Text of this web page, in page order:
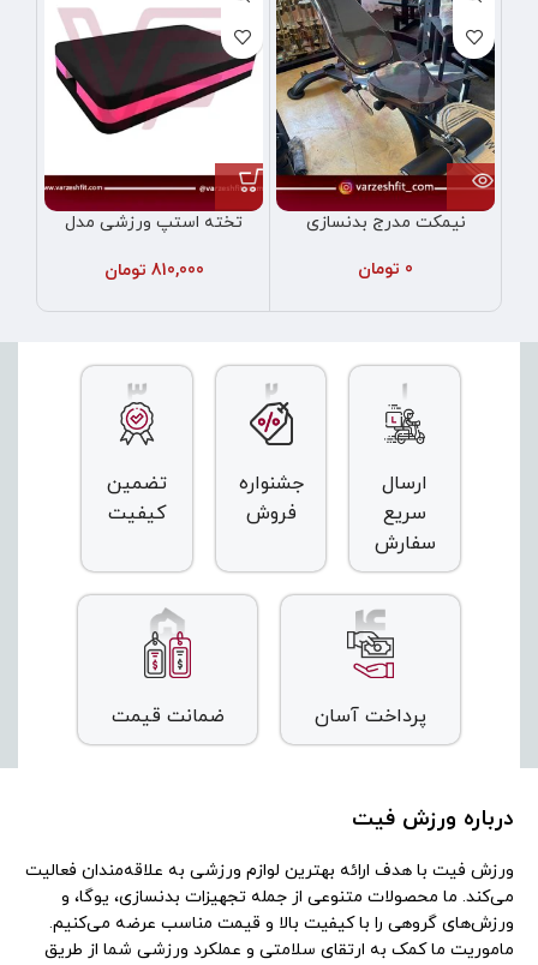
نیمکت مدرج بدنسازی
0 تومان
تخته استپ ورزشی مدل
810,000 تومان
ارسال
سریع
سفارش
جشنواره
فروش
تضمین
کیفیت
پرداخت آسان ضمانت قیمت
درباره ورزش فیت
ورزش فیت با هدف ارائه بهترین لوازم ورزشی به علاقه‌مندان فعالیت
می‌کند. ما محصولات متنوعی از جمله تجهیزات بدنسازی، یوگا، و
ورزش‌های گروهی را با کیفیت بالا و قیمت مناسب عرضه می‌کنیم.
ماموریت ما کمک به ارتقای سلامتی و عملکرد ورزشی شما از طریق